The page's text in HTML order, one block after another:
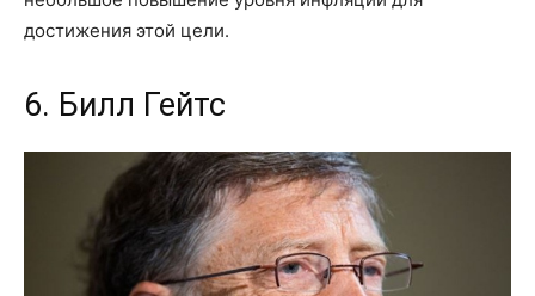
достижения этой цели.
6. Билл Гейтс